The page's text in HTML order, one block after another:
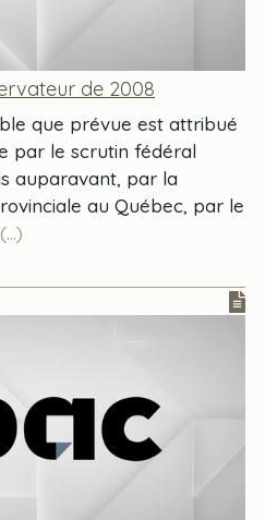
de 2008
que prévue est attribué
par le scrutin fédéral
auparavant, par la
au Québec, par le
(...)